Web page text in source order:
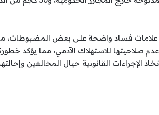
فساد واضحة على بعض المضبوطات، من
صلاحيتها للاستهلاك الآدمي، مما يؤكد
القانونية حيال المخالفين